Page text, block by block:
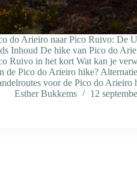
do Arieiro naar Pico Ruivo: De
Inhoud De hike van Pico do
Ruivo in het kort Wat kan je
de Pico do Arieiro hike?
voor de Pico do
Esther Bukkems
12